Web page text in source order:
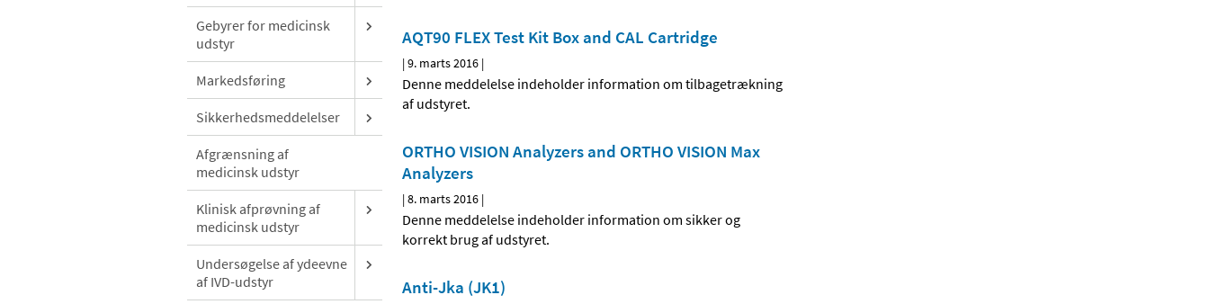
Gebyrer for medicinsk
udstyr
Markedsføring
Sikkerhedsmeddelelser
Afgrænsning af
medicinsk udstyr
Klinisk afprøvning af
medicinsk udstyr
Undersøgelse af ydeevne
af IVD-udstyr
AQT90 FLEX Test Kit Box and CAL Cartridge
|9. marts 2016 |
Denne meddelelse indeholder information om tilbagetrækning
af udstyret.
ORTHO VISION Analyzers and ORTHO VISION Max
Analyzers
|8. marts 2016 |
Denne meddelelse indeholder information om sikker og
korrekt brug af udstyret.
Anti-Jka (JK1)